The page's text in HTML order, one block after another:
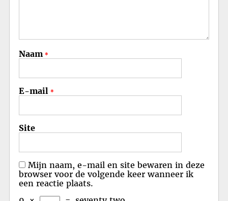
Naam *
E-mail *
Site
Mijn naam, e-mail en site bewaren in deze
browser voor de volgende keer wanneer ik
een reactie plaats.